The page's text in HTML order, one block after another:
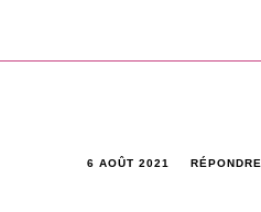
6 AOÛT 2021 RÉPONDRE